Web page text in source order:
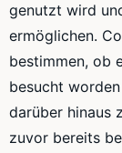
genutzt wird
ermöglichen.
bestimmen, ob
besucht
darüber hinaus
zuvor bereits